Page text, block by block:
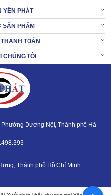
YÊN PHÁT
SẢN PHẨM
TOÁN
CHÚNG TÔI
Dương Nội, Thành phố Hà
Thành phố Hồ Chí Minh